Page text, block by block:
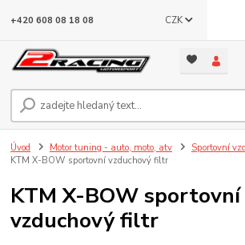
CZK
+420 608 08 18 08
Úvod Motor tuning - auto, moto, atv
Sportovní
KTM X-BOW sportovní vzduchový filtr
KTM X-BOW sportovní
vzduchový filtr